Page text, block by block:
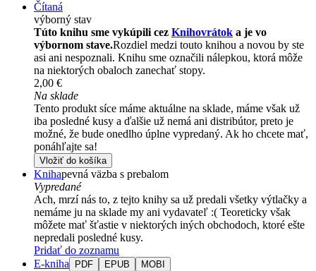
Čítaná
výborný stav
Túto knihu sme vykúpili cez Knihovrátok a je vo
výbornom stave.Rozdiel medzi touto knihou a novou by ste
asi ani nespoznali. Knihu sme označili nálepkou, ktorá môže
na niektorých obaloch zanechať stopy.
2,00 €
Na sklade
Tento produkt síce máme aktuálne na sklade, máme však už
iba posledné kusy a ďalšie už nemá ani distribútor, preto je
možné, že bude onedlho úplne vypredaný. Ak ho chcete mať,
ponáhľajte sa!
Vložiť do košíka
Knihapevná väzba s prebalom
Vypredané
Ach, mrzí nás to, z tejto knihy sa už predali všetky výtlačky a
nemáme ju na sklade my ani vydavateľ :( Teoreticky však
môžete mať šťastie v niektorých iných obchodoch, ktoré ešte
nepredali posledné kusy.
Pridať do zoznamu
E-kniha
PDF EPUB MOBI